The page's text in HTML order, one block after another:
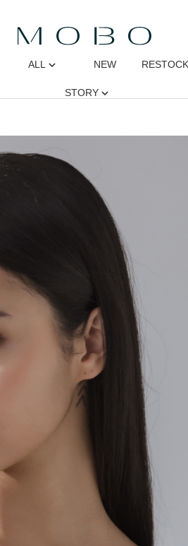
ALL NEW RESTOCK
STORY